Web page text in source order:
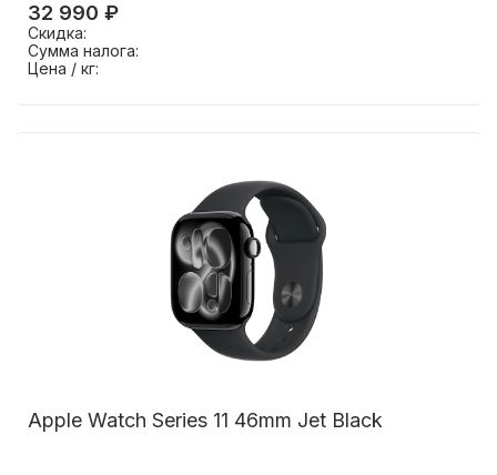
32 990 ₽
Скидка:
Сумма налога:
Цена / кг:
Apple Watch Series 11 46mm Jet Black